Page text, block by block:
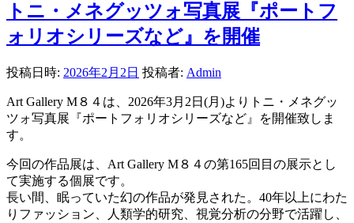
トニ・メネグッツォ写真展『ポートフ
ォリオシリーズなど』を開催
投稿日時: 2026年2月2日 投稿者: Admin
Art Gallery M８４は、2026年3月2日(月)よりトニ・メネグッ
ツォ写真展『ポートフォリオシリーズなど』を開催致しま
す。
今回の作品展は、Art Gallery M８４の第165回目の展示とし
て実施する個展です。
長い間、眠っていた幻の作品が発見された。40年以上にわた
りファッション、人類学的研究、視覚分析の分野で活躍し、